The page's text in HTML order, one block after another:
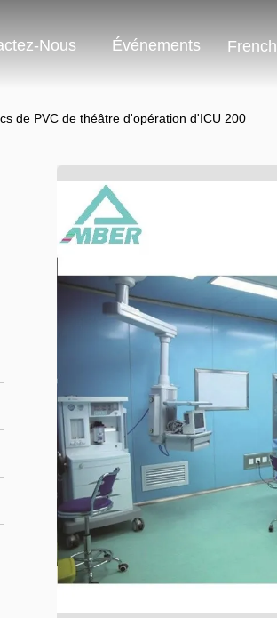
Nous Événements French
de PVC de théâtre d'opération d'ICU 200